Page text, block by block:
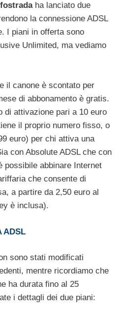
ha lanciato due
la connessione ADSL
I piani in offerta sono
Unlimited, ma vediamo
il canone è scontato per
di abbonamento è gratis.
di attivazione pari a 10 euro
il proprio numero fisso, o
euro) per chi attiva una
con Absolute ADSL che con
possibile abbinare Internet
che consente di
a partire da 2,50 euro al
è inclusa).
ADSL
sono stati modificati
mentre ricordiamo che
ha durata fino al 25
i dettagli dei due piani: